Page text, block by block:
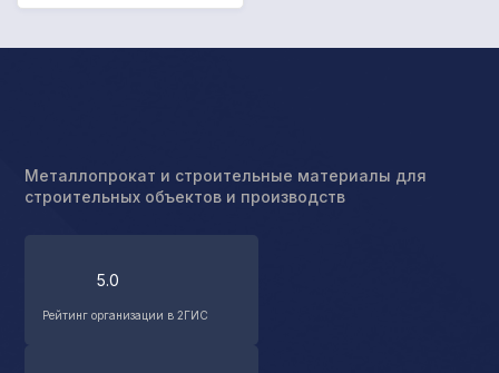
Металлопрокат и строительные материалы для
строительных объектов и производств
5.0
Рейтинг организации в 2ГИС